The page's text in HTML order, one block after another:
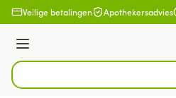
Ga naar de inhoud
Veilige betalingen Apothekersadvies
Menu
Product, merk, categorie...